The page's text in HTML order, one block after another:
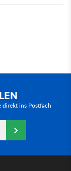
direkt ins Postfach